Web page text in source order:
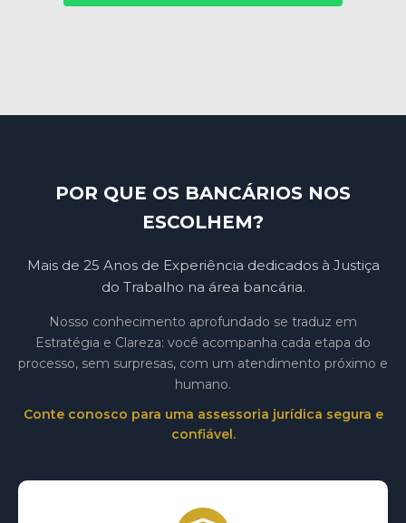
POR QUE OS BANCÁRIOS NOS
ESCOLHEM?
Mais de 25 Anos de Experiência dedicados à Justiça
do Trabalho na área bancária.
Nosso conhecimento aprofundado se traduz em
Estratégia e Clareza: você acompanha cada etapa do
processo, sem surpresas, com um atendimento próximo e
humano.
Conte conosco para uma assessoria jurídica segura e
confiável.